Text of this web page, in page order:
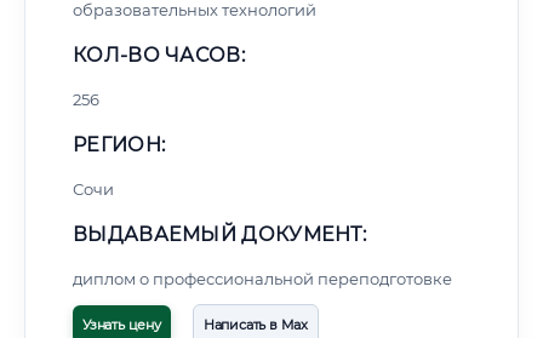
образовательных технологий
КОЛ-ВО ЧАСОВ:
256
РЕГИОН:
Сочи
ВЫДАВАЕМЫЙ ДОКУМЕНТ:
диплом о профессиональной переподготовке
Узнать цену Написать в Max